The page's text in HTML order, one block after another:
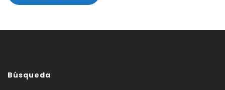
Búsqueda